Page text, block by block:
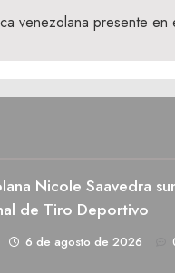
venezolana presente
Nicole Saavedra
de Tiro Deportivo
6 de agosto de 2026